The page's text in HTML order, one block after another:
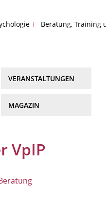
Beratung, Training
VERANSTALTUNGEN
MAGAZIN
VpIP